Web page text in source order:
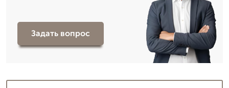
Задать вопрос